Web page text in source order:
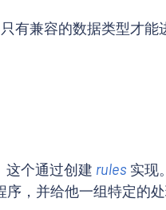
只有兼容的数据类型才
这个通过创建 rules 实现
，并给他一组特定的处